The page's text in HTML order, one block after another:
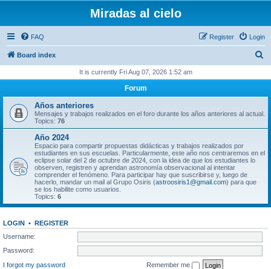
Miradas al cielo
FAQ Login
Register
Board index
r
h
It is currently Fri Aug 07, 2026 1:52 am
Forum
Años anteriores
Mensajes y trabajos realizados en el foro durante los años anteriores al actual.
Topics: 76
Año 2024
Espacio para compartir propuestas didácticas y trabajos realizados por
estudiantes en sus escuelas. Particularmente, este año nos centraremos en el
eclipse solar del 2 de octubre de 2024, con la idea de que los estudiantes lo
observen, registren y aprendan astronomía observacional al intentar
comprender el fenómeno. Para participar hay que suscribirse y, luego de
hacerlo, mandar un mail al Grupo Osiris (astroosiris1@gmail.com) para que
se los habilite como usuarios.
Topics: 6
LOGIN • REGISTER
Username:
Password:
I forgot my password
Remember me